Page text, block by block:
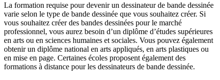
La formation requise pour devenir un dessinateur de bande dessinée
varie selon le type de bande dessinée que vous souhaitez créer. Si
vous souhaitez créer des bandes dessinées pour le marché
professionnel, vous aurez besoin d’un diplôme d’études supérieures
en arts ou en sciences humaines et sociales. Vous pouvez également
obtenir un diplôme national en arts appliqués, en arts plastiques ou
en mise en page. Certaines écoles proposent également des
formations à distance pour les dessinateurs de bande dessinée.